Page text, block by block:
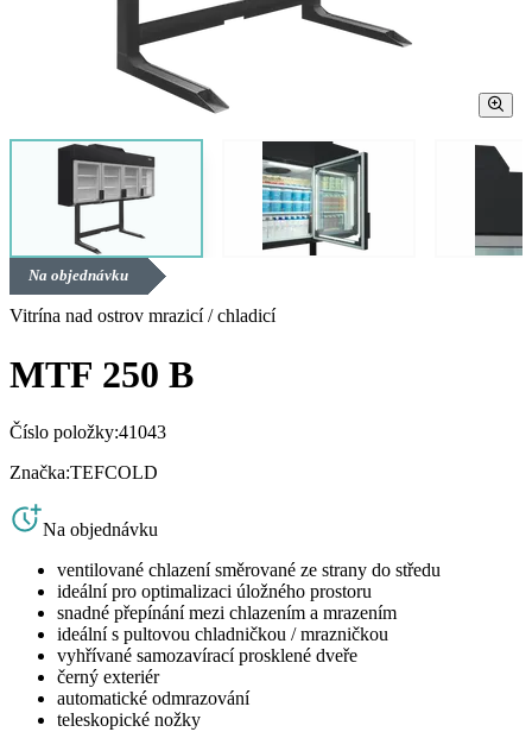
Na objednávku
Vitrína nad ostrov mrazicí / chladicí
MTF 250 B
Číslo položky:41043
Značka:TEFCOLD
Na objednávku
ventilované chlazení směrované ze strany do středu
ideální pro optimalizaci úložného prostoru
snadné přepínání mezi chlazením a mrazením
ideální s pultovou chladničkou / mrazničkou
vyhřívané samozavírací prosklené dveře
černý exteriér
automatické odmrazování
teleskopické nožky